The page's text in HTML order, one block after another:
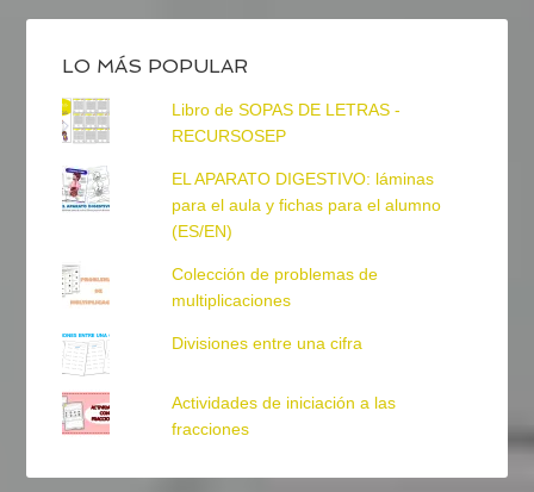
LO MÁS POPULAR
Libro de SOPAS DE LETRAS -
RECURSOSEP
EL APARATO DIGESTIVO: láminas
para el aula y fichas para el alumno
(ES/EN)
Colección de problemas de
multiplicaciones
Divisiones entre una cifra
Actividades de iniciación a las
fracciones